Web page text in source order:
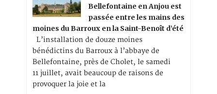
Bellefontaine en Anjou est
passée entre les mains des
moines du Barroux en la Saint-Benoît d’été
L’installation de douze moines
bénédictins du Barroux à l’abbaye de
Bellefontaine, près de Cholet, le samedi
11 juillet, avait beaucoup de raisons de
provoquer la joie et la